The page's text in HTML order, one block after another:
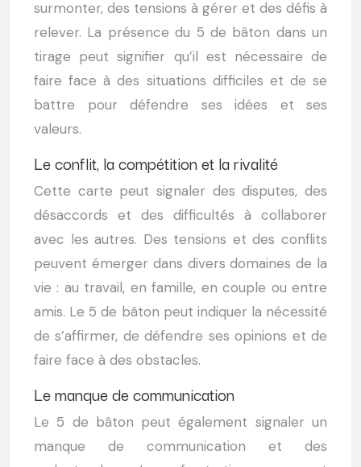
surmonter, des tensions à gérer et des défis à
relever. La présence du 5 de bâton dans un
tirage peut signifier qu’il est nécessaire de
faire face à des situations difficiles et de se
battre pour défendre ses idées et ses
valeurs.
Le conflit, la compétition et la rivalité
Cette carte peut signaler des disputes, des
désaccords et des difficultés à collaborer
avec les autres. Des tensions et des conflits
peuvent émerger dans divers domaines de la
vie : au travail, en famille, en couple ou entre
amis. Le 5 de bâton peut indiquer la nécessité
de s’affirmer, de défendre ses opinions et de
faire face à des obstacles.
Le manque de communication
Le 5 de bâton peut également signaler un
manque de communication et des